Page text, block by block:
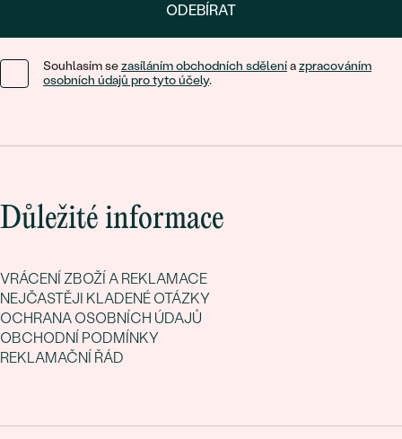
ODEBÍRAT
Souhlasím sezasíláním obchodních sděleníazpracováním
osobních údajů pro tyto účely.
Důležité informace
VRÁCENÍ ZBOŽÍ A REKLAMACE
NEJČASTĚJI KLADENÉ OTÁZKY
OCHRANA OSOBNÍCH ÚDAJŮ
OBCHODNÍ PODMÍNKY
REKLAMAČNÍ ŘÁD